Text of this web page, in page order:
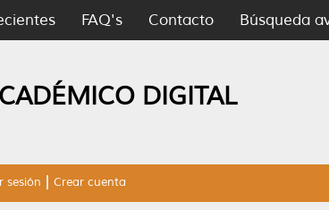
FAQ's Contacto Búsqueda
DIGITAL
sesión Crear cuenta